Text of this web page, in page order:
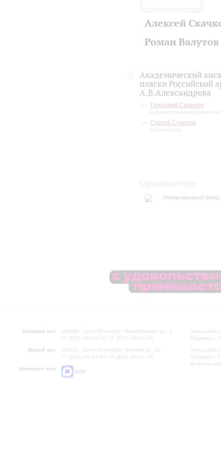
Алексей
Роман Валутов
Академический
пляски Российской
А.В.Александрова
Геннадий Саченюк
художественный
Сергей Соколов
хормейстер
Международный фонд
Большой зал:
191186, Санкт-Петербург, Михайловская ул., 2
+7 (812) 240-01-00, +7 (812) 240-01-80
Малый зал:
191011, Санкт-Петербург, Невский пр., 30
+7 (812) 240-01-00, +7 (812) 240-01-70
Напишите нам:
MAX
Часы
Перерыв с
Часы
Перерыв с
Вопросы